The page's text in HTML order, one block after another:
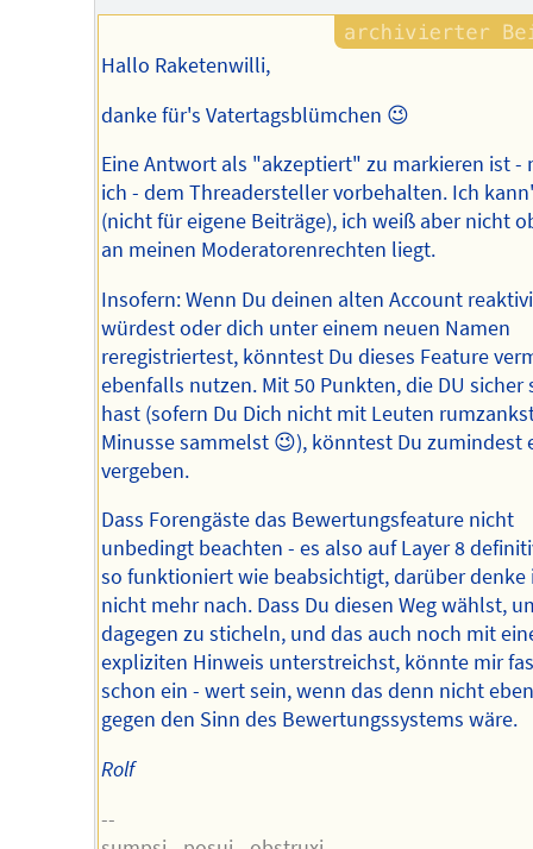
Hallo Raketenwilli,
danke für's Vatertagsblümchen 😉
Eine Antwort als "akzeptiert" zu markieren ist -
ich - dem Threadersteller vorbehalten. Ich
(nicht für eigene Beiträge), ich weiß aber nicht
an meinen Moderatorenrechten liegt.
Insofern: Wenn Du deinen alten Account
würdest oder dich unter einem neuen Namen
reregistriertest, könntest Du dieses Feature
ebenfalls nutzen. Mit 50 Punkten, die DU sicher
hast (sofern Du Dich nicht mit Leuten
Minusse sammelst 😉), könntest Du zumindest
vergeben.
Dass Forengäste das Bewertungsfeature nicht
unbedingt beachten - es also auf Layer 8
so funktioniert wie beabsichtigt, darüber denke
nicht mehr nach. Dass Du diesen Weg wählst,
dagegen zu sticheln, und das auch noch mit
expliziten Hinweis unterstreichst, könnte mir
schon ein - wert sein, wenn das denn nicht
gegen den Sinn des Bewertungssystems wäre.
Rolf
--